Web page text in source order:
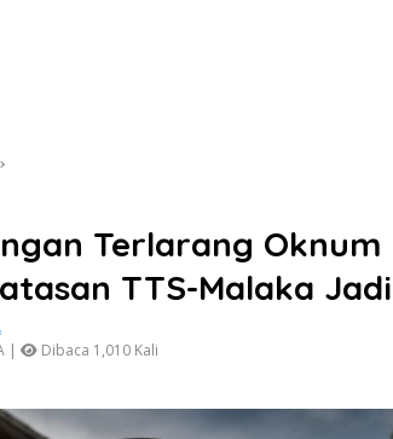
Terlarang Oknum
TTS-Malaka
|
Dibaca 1,010 Kali